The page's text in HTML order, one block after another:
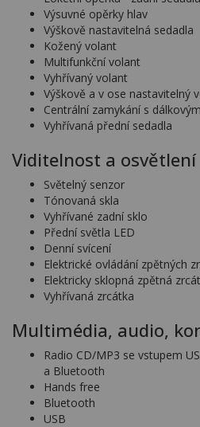
Výsuvné opěrky hlav
Výškově nastavitelná sedadla
Kožený volant
Multifunkční volant
Vyhřívaný volant
Výškově a v ose nastavitelný
Centrální zamykání s
Vyhřívaná přední sedadla
Viditelnost a osvětlení
Světelný senzor
Tónovaná skla
Vyhřívané zadní sklo
Přední světla LED
Denní svícení
Elektrické ovládání zpětných
Elektricky sklopná zpětná
Vyhřívaná zrcátka
Multimédia, audio,
Radio CD/MP3 se vstupem
a Bluetooth
Hands free
Bluetooth
USB